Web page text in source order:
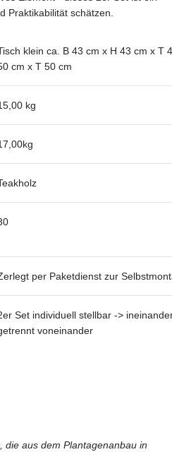
Praktikabilität schätzen.
klein ca. B 43 cm x H 43 cm x T
cm x T 50 cm
kg
per Paketdienst zur
Set individuell stellbar ->
voneinander
die aus dem Plantagenanbau in